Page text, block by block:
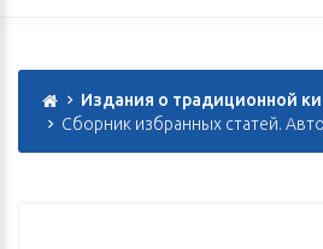
Издания о традиционной
Сборник избранных статей.